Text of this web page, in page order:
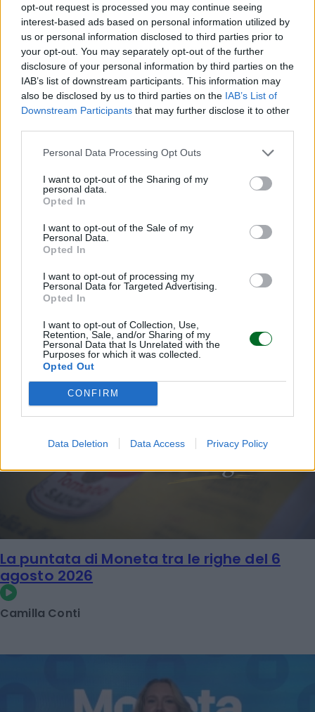
opt-out request is processed you may continue seeing
interest-based ads based on personal information utilized by
us or personal information disclosed to third parties prior to
your opt-out. You may separately opt-out of the further
disclosure of your personal information by third parties on the
IAB’s list of downstream participants. This information may
also be disclosed by us to third parties on the IAB’s List of
Downstream Participants that may further disclose it to other
Personal Data Processing Opt Outs
I want to opt-out of the Sharing of my
personal data.
Opted In
I want to opt-out of the Sale of my
Personal Data.
Opted In
I want to opt-out of processing my
Personal Data for Targeted Advertising.
Opted In
I want to opt-out of Collection, Use,
Retention, Sale, and/or Sharing of my
Personal Data that Is Unrelated with the
Purposes for which it was collected.
Opted Out
CONFIRM
Data Deletion Data Access Privacy Policy
La puntata di Moneta tra le righe del 7
agosto 2026
Camilla Conti
La puntata di Moneta tra le righe del 6
agosto 2026
Camilla Conti